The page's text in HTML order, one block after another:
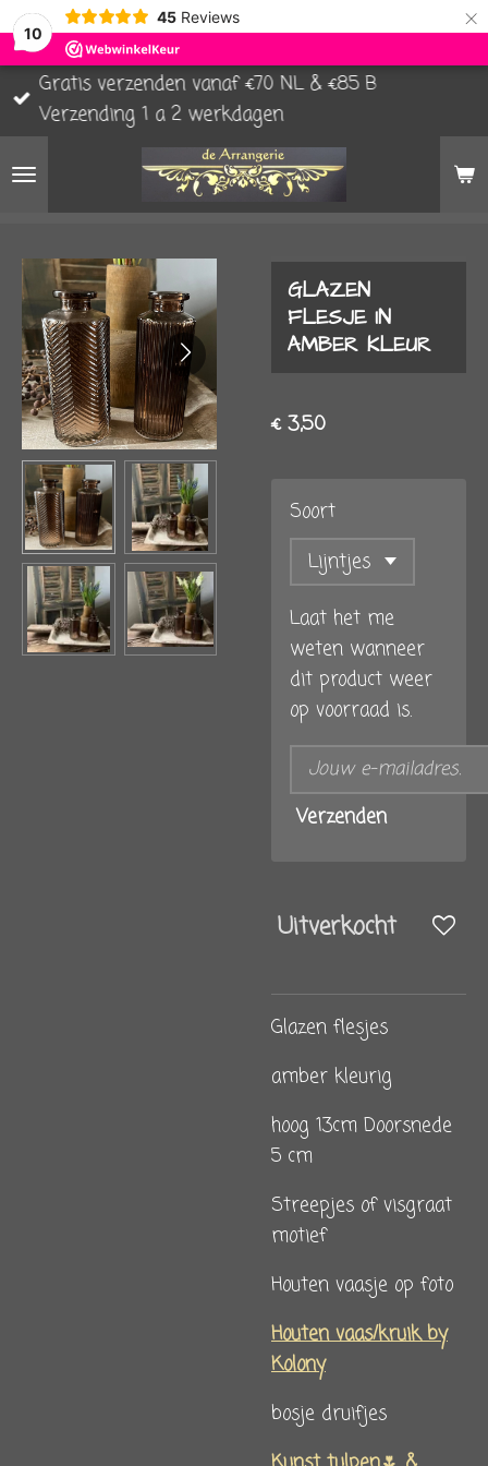
10
45 Reviews ×
Gratis verzenden vanaf €70 NL & €85 B
Verzending 1 a 2 werkdagen
GLAZEN
FLESJE IN
AMBER KLEUR
€ 3,50
Soort
Laat het me
weten wanneer
dit product weer
op voorraad is.
Verzenden
Uitverkocht
Glazen flesjes
amber kleurig
hoog 13cm Doorsnede
5 cm
Streepjes of visgraat
motief
Houten vaasje op foto
Houten vaas/kruik by
Kolony
bosje druifjes